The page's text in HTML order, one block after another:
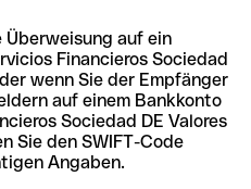
Überweisung auf ein
Financieros Sociedad
wenn Sie der Empfänger
auf einem Bankkonto
Sociedad DE Valores
Sie den SWIFT-Code
Angaben.